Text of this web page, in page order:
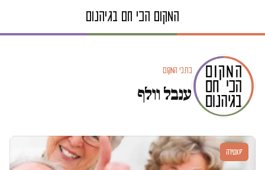
כתבי המקום
ענבל וולף
סאטירה